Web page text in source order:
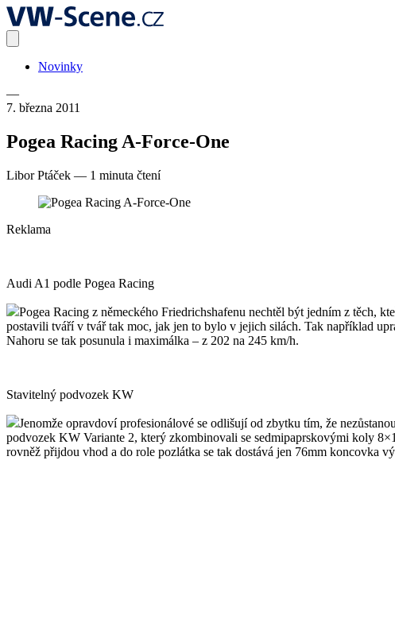
Novinky
—
7. března 2011
Pogea Racing A-Force-One
Libor Ptáček — 1 minuta čtení
Reklama
Audi A1 podle Pogea Racing
Pogea Racing z německého Friedrichshafenu nechtěl být jedním z těch,
postavili tváří v tvář tak moc, jak jen to bylo v jejich silách. Tak například
Nahoru se tak posunula i maximálka – z 202 na 245 km/h.
Stavitelný podvozek KW
Jenomže opravdoví profesionálové se odlišují od zbytku tím, že
podvozek KW Variante 2, který zkombinovali se sedmipaprskovými koly
rovněž přijdou vhod a do role pozlátka se tak dostává jen 76mm